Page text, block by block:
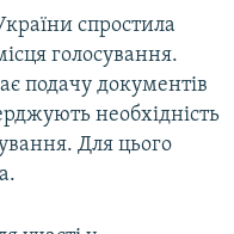
спростила
голосування.
подачу документів
необхідність
Для цього